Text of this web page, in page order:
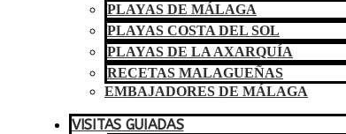
PLAYAS DE MÁLAGA
PLAYAS COSTA DEL SOL
PLAYAS DE LA AXARQUÍA
RECETAS MALAGUEÑAS
EMBAJADORES DE MÁLAGA
VISITAS GUIADAS